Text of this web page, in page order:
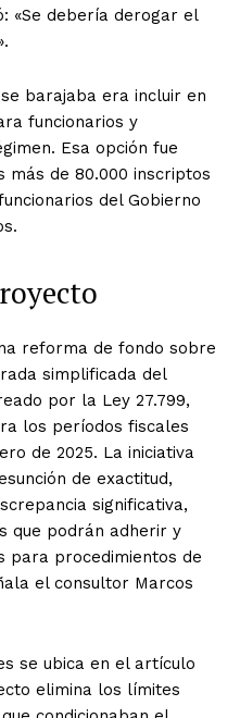
«Se debería derogar el
barajaba era incluir en
funcionarios y
Esa opción fue
más de 80.000 inscriptos
del Gobierno
reforma de fondo sobre
simplificada del
por la Ley 27.799,
los períodos fiscales
de 2025. La iniciativa
de exactitud,
significativa,
que podrán adherir y
para procedimientos de
el consultor Marcos
se ubica en el artículo
elimina los límites